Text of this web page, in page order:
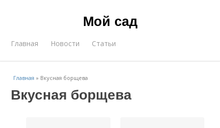
Мой сад
Главная Новости Статьи
Главная » Вкусная борщева
Вкусная борщева